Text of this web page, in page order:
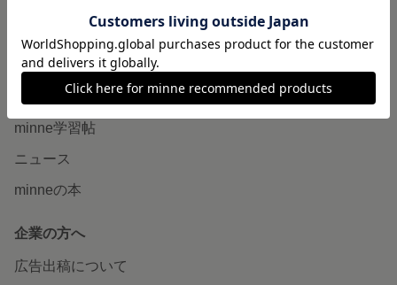
販売支援企画・イベント
読みもの
minneとものづくりと
minne学習帖
ニュース
minneの本
企業の方へ
広告出稿について